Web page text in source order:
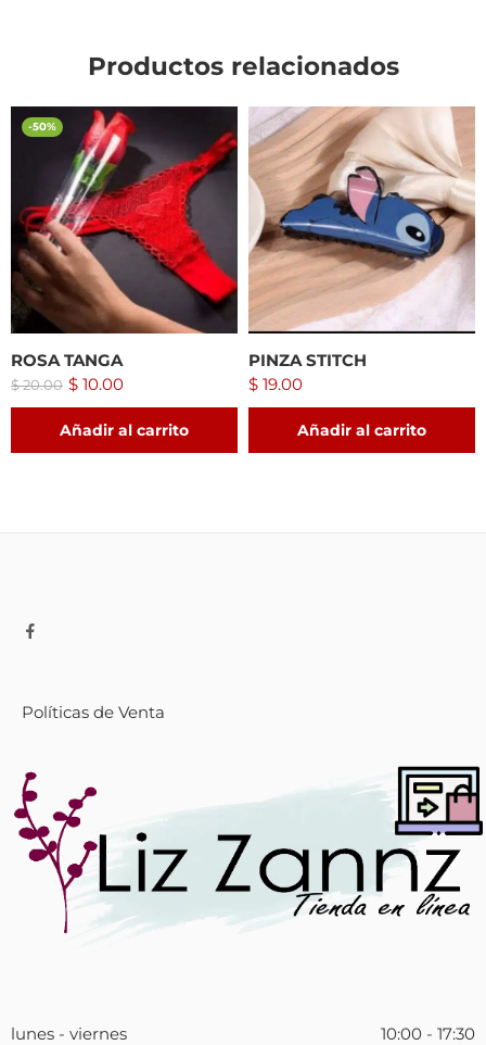
Productos relacionados
-50%
ROSA TANGA
$20.00 $ 10.00
Añadir al carrito
PINZA STITCH
$ 19.00
Añadir al carrito
Políticas de Venta
lunes - viernes 10:00 - 17:30